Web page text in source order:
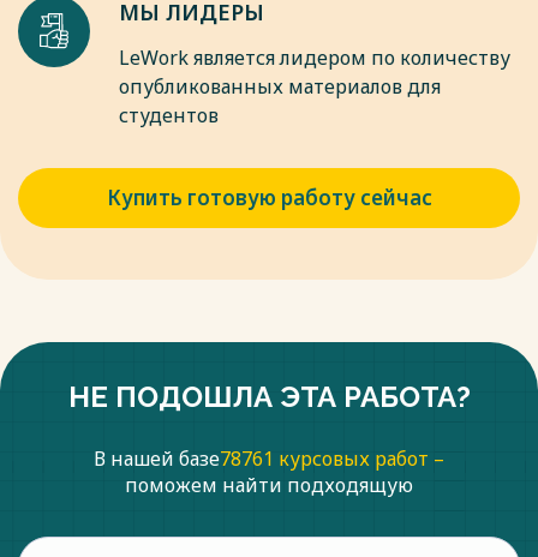
на то специальными индивидуальными нормативными
актами Александра I. В качестве подрядчиков допускались
любые субъекты, которых законодатель наделял правом
заключать сделки: частные торговцы, представители
крестьянства, донского и торгового казачества.
МЫ ЛИДЕРЫ
LeWork является лидером по количеству
опубликованных материалов для
студентов
Купить готовую работу сейчас
НЕ ПОДОШЛА ЭТА РАБОТА?
В нашей базе78761 курсовых работ –
поможем найти подходящую